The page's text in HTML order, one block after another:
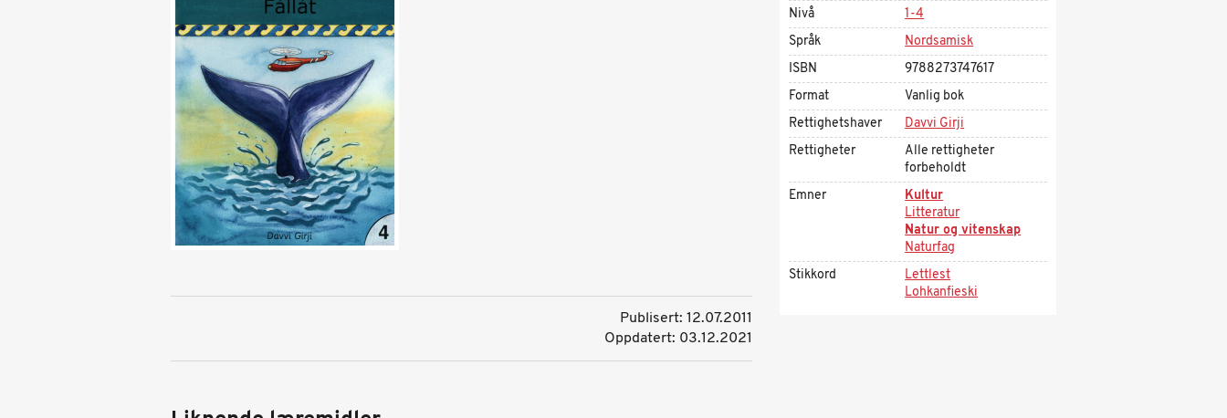
Publisert: 12.07.2011
Oppdatert: 03.12.2021
Nivå
1-4
Språk
Nordsamisk
ISBN
9788273747617
Format
Vanlig bok
Rettighetshaver
Davvi Girji
Rettigheter
Alle rettigheter
forbeholdt
Emner
Kultur
Litteratur
Natur og vitenskap
Naturfag
Stikkord
Lettlest
Lohkanfieski